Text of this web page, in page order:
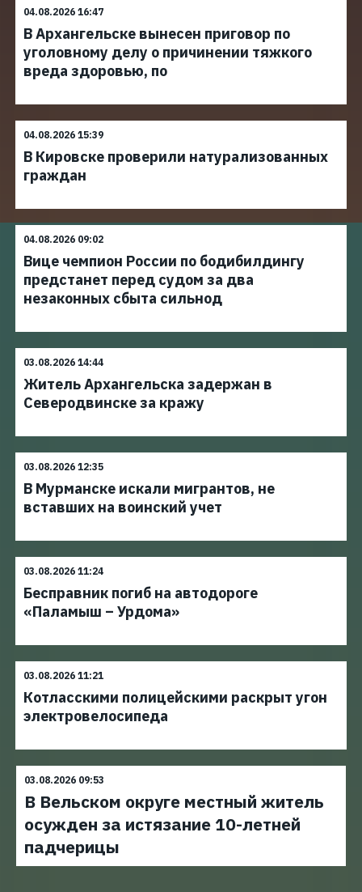
04.08.2026 16:47
В Архангельске вынесен приговор по
уголовному делу о причинении тяжкого
вреда здоровью, по
04.08.2026 15:39
В Кировске проверили натурализованных
граждан
04.08.2026 09:02
Вице чемпион России по бодибилдингу
предстанет перед судом за два
незаконных сбыта сильнод
03.08.2026 14:44
Житель Архангельска задержан в
Северодвинске за кражу
03.08.2026 12:35
В Мурманске искали мигрантов, не
вставших на воинский учет
03.08.2026 11:24
Бесправник погиб на автодороге
«Паламыш – Урдома»
03.08.2026 11:21
Котласскими полицейскими раскрыт угон
электровелосипеда
03.08.2026 09:53
В Вельском округе местный житель
осужден за истязание 10-летней
падчерицы